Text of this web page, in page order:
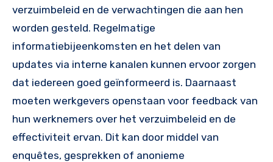
verzuimbeleid en de verwachtingen die aan hen
worden gesteld. Regelmatige
informatiebijeenkomsten en het delen van
updates via interne kanalen kunnen ervoor zorgen
dat iedereen goed geïnformeerd is. Daarnaast
moeten werkgevers openstaan voor feedback van
hun werknemers over het verzuimbeleid en de
effectiviteit ervan. Dit kan door middel van
enquêtes, gesprekken of anonieme